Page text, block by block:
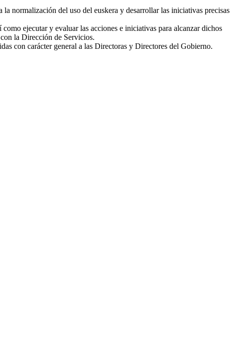
normalización del uso del euskera y desarrollar las iniciativas precisas
ejecutar y evaluar las acciones e iniciativas para alcanzar dichos
la Dirección de Servicios.
con carácter general a las Directoras y Directores del Gobierno.